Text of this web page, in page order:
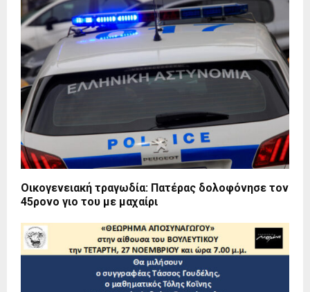
Οικογενειακή τραγωδία: Πατέρας δολοφόνησε τον
45ρονο γιο του με μαχαίρι